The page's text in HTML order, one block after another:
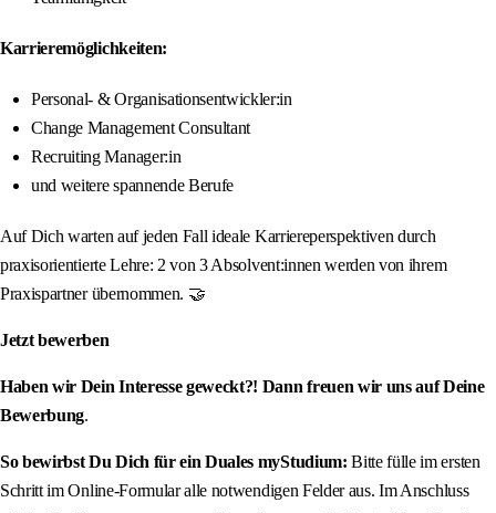
Karrieremöglichkeiten:
Personal- & Organisationsentwickler:in
Change Management Consultant
Recruiting Manager:in
und weitere spannende Berufe
Auf Dich warten auf jeden Fall ideale Karriereperspektiven durch
praxisorientierte Lehre: 2 von 3 Absolvent:innen werden von ihrem
Praxispartner übernommen. 🤝
Jetzt bewerben
Haben wir Dein Interesse geweckt?! Dann freuen wir uns auf Deine
Bewerbung.
So bewirbst Du Dich für ein Duales myStudium: Bitte fülle im ersten
Schritt im Online-Formular alle notwendigen Felder aus. Im Anschluss